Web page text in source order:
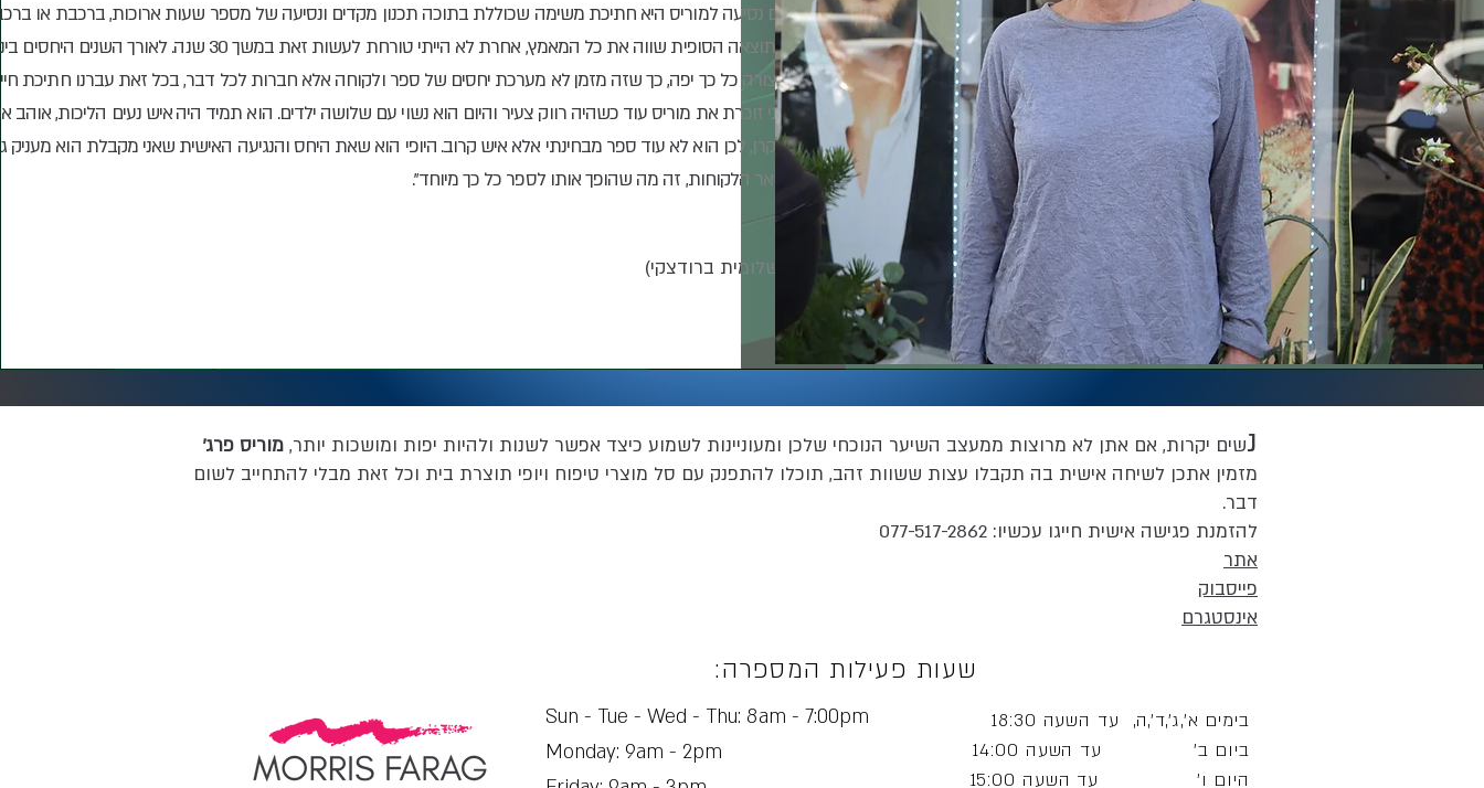
יום נסיעה למוריס היא חתיכת משימה שכוללת בתוכה תכנון מקדים ונסיעה של מספר שעות ארוכות, ברכבת או
התוצאה הסופית שווה את כל המאמץ, אחרת לא הייתי טורחת לעשות זאת במשך 30 שנה. לאורך
בצורה כל כך יפה, כך שזה מזמן לא מערכת יחסים של ספר ולקוחה אלא חברות לכל דבר, בכל זאת עברנו חתיכת
אני זוכרת את מוריס עוד כשהיה רווק צעיר והיום הוא נשוי עם שלושה ילדים. הוא תמיד היה איש נעים הליכות, אוהב
סקרן, לכן הוא לא עוד ספר מבחינתי אלא איש קרוב. היופי הוא שאת היחס והנגיעה האישית שאני מקבלת הוא מעניק
שאר הלקוחות, זה מה שהופך אותו לספר כל כך מיוחד".
(שלומית ברודצקי)
נשים יקרות, אם אתן לא מרוצות ממעצב השיער הנוכחי שלכן ומעוניינות לשמוע כיצד אפשר לשנות ולהיות יפות ומושכות יותר, מוריס פרג'
מזמין אתכן לשיחה אישית בה תקבלו עצות ששוות זהב, תוכלו להתפנק עם סל מוצרי טיפוח ויופי תוצרת בית וכל זאת מבלי להתחייב לשום
דבר.
להזמנת פגישה אישית חייגו עכשיו: 077-517-2862
אתר
פייסבוק
אינסטגרם
שעות פעילות המספרה:
Sun - Tue - Wed - Thu: 8am - 7:00pm
Monday: 9am - 2pm
בימים א',ג',ד',ה, עד השעה 18:30
ביום ב' עד השעה 14:00
היום ו' עד השעה 15:00